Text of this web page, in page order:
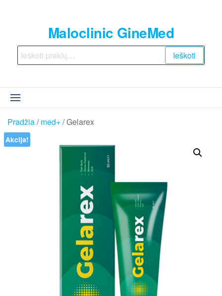
content
Maloclinic GineMed
Ieškoti: Ieškoti
Pradžia/med+/ Gelarex
Akcija!